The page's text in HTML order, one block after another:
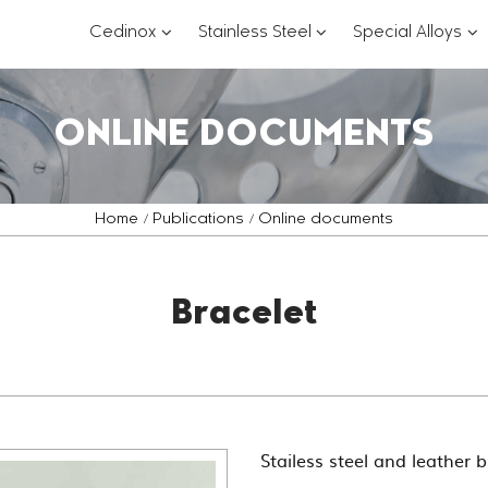
Cedinox???
Stainless Steel ???
Special Alloys ???
ONLINE DOCUMENTS
Home Publications Online documents
Bracelet
Stailess steel and leather